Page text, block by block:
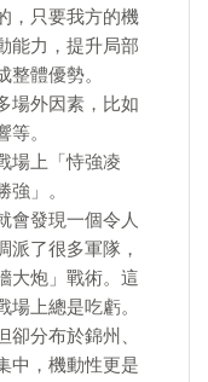
，只要我方的機
能力，提升局部
體優勢。
場外因素，比如
。
場上「恃強凌
」。
會發現一個令人
派了很多軍隊，
大炮」戰術。這
上總是吃虧。
分布於錦州、
中，機動性更是